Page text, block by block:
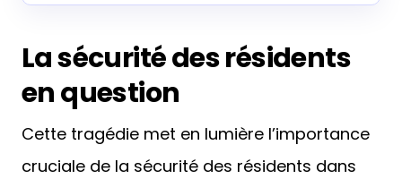
La sécurité des résidents
en question
Cette tragédie met en lumière l’importance
cruciale de la sécurité des résidents dans